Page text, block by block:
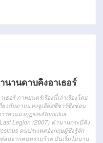
นานดาบคิงอาเธอร์
อร์ ภาพยนตร์เรื่องนี้เล่าเรื่องโดย
วกับดาบแห่งจูเลียสซีซาร์ซึ่งซ่อน
รสวมมงกุฎของRomulus
Legion (2007) ตำนานกระบี่คิง
คนประเทศอังกฤษผู้ซึ่งรู้จัก
อนจากคนทรามร้าย มันเริ่มไม่นาน